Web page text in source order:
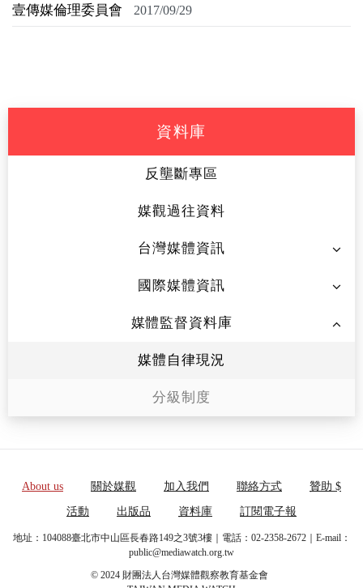
壹傳媒倫理委員會 2017/09/29
資料庫
反壟斷專區
媒觀過往資料
台灣媒體資訊
國際媒體資訊
媒體監督資料庫
媒體自律現況
分級制度
About us 關於媒觀 加入我們 聯絡方式 贊助 $
活動 出版品 資料庫 訂閱電子報
地址：104088臺北市中山區長春路149之3號3樓｜電話：02-2358-2672｜E-mail：
public@mediawatch.org.tw
© 2024 財團法人台灣媒體觀察教育基金會